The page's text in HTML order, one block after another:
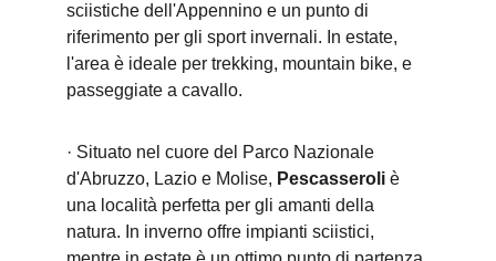
sciistiche dell'Appennino e un punto di
riferimento per gli sport invernali. In estate,
l'area è ideale per trekking, mountain bike, e
passeggiate a cavallo.
· Situato nel cuore del Parco Nazionale
d'Abruzzo, Lazio e Molise, Pescasseroli è
una località perfetta per gli amanti della
natura. In inverno offre impianti sciistici,